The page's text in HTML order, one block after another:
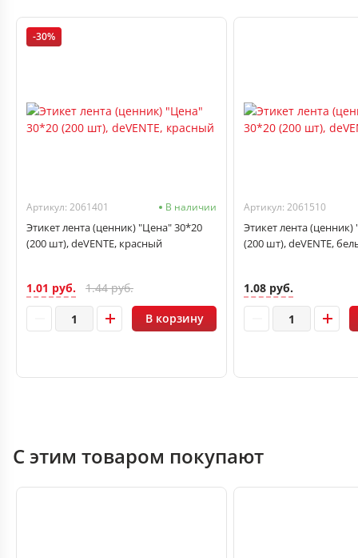
-30%
Артикул: 2061401 В наличии
Этикет лента (ценник) "Цена" 30*20
(200 шт), deVENTE, красный
1.01 руб.
1.44 руб.
В корзину
Артикул: 2061510
Этикет лента
(200 шт), deVENTE,
1.08 руб.
С этим товаром покупают